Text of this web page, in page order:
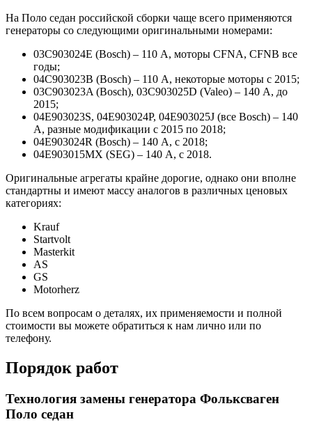
На Поло седан российской сборки чаще всего применяются
генераторы со следующими оригинальными номерами:
03C903024E (Bosch) – 110 А, моторы CFNA, CFNB все
годы;
04C903023B (Bosch) – 110 А, некоторые моторы с 2015;
03C903023A (Bosch), 03C903025D (Valeo) – 140 А, до
2015;
04E903023S, 04E903024P, 04E903025J (все Bosch) – 140
А, разные модификации с 2015 по 2018;
04E903024R (Bosch) – 140 А, с 2018;
04E903015MX (SEG) – 140 А, с 2018.
Оригинальные агрегаты крайне дорогие, однако они вполне
стандартны и имеют массу аналогов в различных ценовых
категориях:
Krauf
Startvolt
Masterkit
AS
GS
Motorherz
По всем вопросам о деталях, их применяемости и полной
стоимости вы можете обратиться к нам лично или по
телефону.
Порядок работ
Технология замены генератора Фольксваген
Поло седан